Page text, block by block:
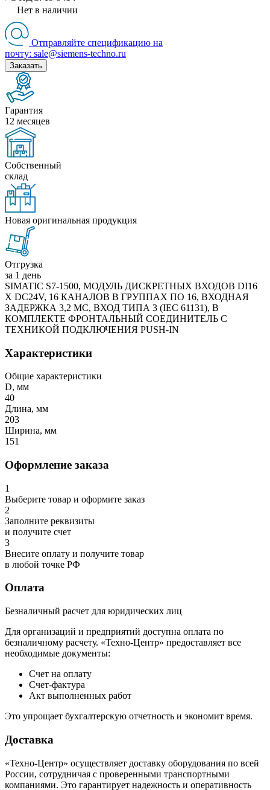
Нет в наличии
Отправляйте спецификацию на
почту: sale@siemens-techno.ru
Заказать
Гарантия
12 месяцев
Собственный
склад
Новая оригинальная продукция
Отгрузка
за 1 день
SIMATIC S7-1500, МОДУЛЬ ДИСКРЕТНЫХ ВХОДОВ DI16
X DC24V, 16 КАНАЛОВ В ГРУППАХ ПО 16, ВХОДНАЯ
ЗАДЕРЖКА 3,2 МС, ВХОД ТИПА 3 (IEC 61131), В
КОМПЛЕКТЕ ФРОНТАЛЬНЫЙ СОЕДИНИТЕЛЬ С
ТЕХНИКОЙ ПОДКЛЮЧЕНИЯ PUSH-IN
Характеристики
Общие характеристики
D, мм
40
Длина, мм
203
Ширина, мм
151
Оформление заказа
1
Выберите товар и оформите заказ
2
Заполните реквизиты
и получите счет
3
Внесите оплату и получите товар
в любой точке РФ
Оплата
Безналичный расчет для юридических лиц
Для организаций и предприятий доступна оплата по
безналичному расчету. «Техно-Центр» предоставляет все
необходимые документы:
Счет на оплату
Счет-фактура
Акт выполненных работ
Это упрощает бухгалтерскую отчетность и экономит время.
Доставка
«Техно-Центр» осуществляет доставку оборудования по всей
России, сотрудничая с проверенными транспортными
компаниями. Это гарантирует надежность и оперативность